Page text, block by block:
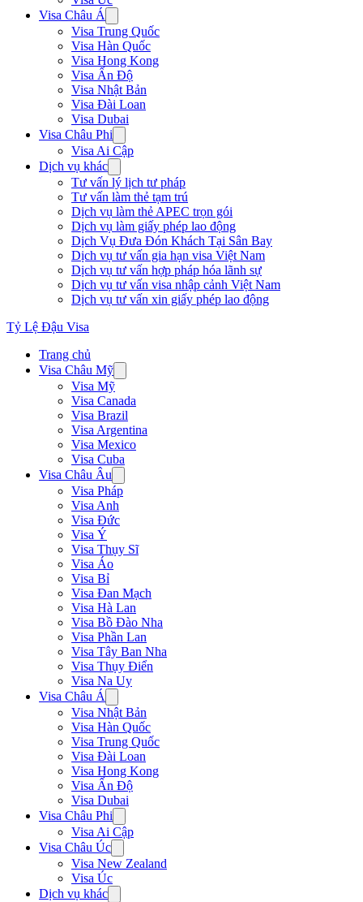
Visa Châu Á
Visa Trung Quốc
Visa Hàn Quốc
Visa Hong Kong
Visa Ấn Độ
Visa Nhật Bản
Visa Đài Loan
Visa Dubai
Visa Châu Phi
Visa Ai Cập
Dịch vụ khác
Tư vấn lý lịch tư pháp
Tư vấn làm thẻ tạm trú
Dịch vụ làm thẻ APEC trọn gói
Dịch vụ làm giấy phép lao động
Dịch Vụ Đưa Đón Khách Tại Sân Bay
Dịch vụ tư vấn gia hạn visa Việt Nam
Dịch vụ tư vấn hợp pháp hóa lãnh sự
Dịch vụ tư vấn visa nhập cảnh Việt Nam
Dịch vụ tư vấn xin giấy phép lao động
Tỷ Lệ Đậu Visa
Trang chủ
Visa Châu Mỹ
Visa Mỹ
Visa Canada
Visa Brazil
Visa Argentina
Visa Mexico
Visa Cuba
Visa Châu Âu
Visa Pháp
Visa Anh
Visa Đức
Visa Ý
Visa Thụy Sĩ
Visa Áo
Visa Bỉ
Visa Đan Mạch
Visa Hà Lan
Visa Bồ Đào Nha
Visa Phần Lan
Visa Tây Ban Nha
Visa Thụy Điển
Visa Na Uy
Visa Châu Á
Visa Nhật Bản
Visa Hàn Quốc
Visa Trung Quốc
Visa Đài Loan
Visa Hong Kong
Visa Ấn Độ
Visa Dubai
Visa Châu Phi
Visa Ai Cập
Visa Châu Úc
Visa New Zealand
Visa Úc
Dịch vụ khác